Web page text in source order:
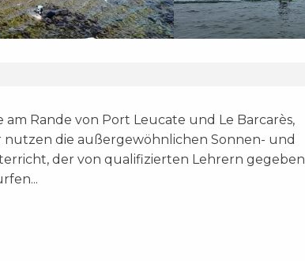
am Rande von Port Leucate und Le Barcarès,
die außergewöhnlichen Sonnen- und
der von qualifizierten Lehrern gegeben